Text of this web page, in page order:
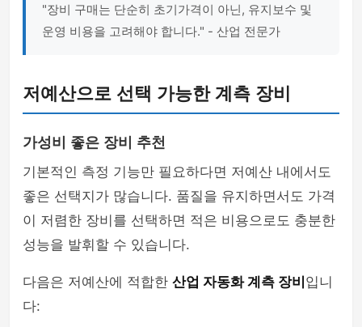
"장비 구매는 단순히 초기가격이 아닌, 유지보수 및
운영 비용을 고려해야 합니다." - 산업 전문가
저예산으로 선택 가능한 계측 장비
가성비 좋은 장비 추천
기본적인 측정 기능만 필요하다면 저예산 내에서도
좋은 선택지가 많습니다. 품질을 유지하면서도 가격
이 저렴한 장비를 선택하면 적은 비용으로도 충분한
성능을 발휘할 수 있습니다.
다음은 저예산에 적합한 산업 자동화 계측 장비 입니
다: